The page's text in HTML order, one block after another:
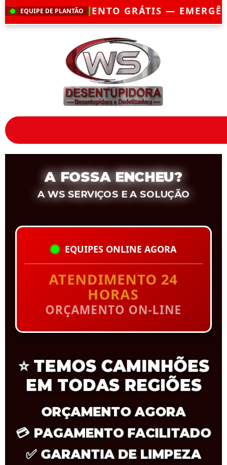
EQUIPE DE PLANTÃO
— EMERGÊNCIA?CHEGAMOS EM
A FOSSA ENCHEU?
A WS SERVIÇOS E A SOLUÇÃO
EQUIPES ONLINE AGORA
ATENDIMENTO 24
HORAS
ORÇAMENTO ON-LINE
⭐ TEMOS CAMINHÕES
EM TODAS REGIÕES
ORÇAMENTO AGORA
💳 PAGAMENTO FACILITADO
✅ GARANTIA DE LIMPEZA